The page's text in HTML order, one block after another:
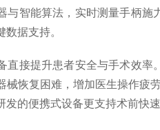
与智能算法，实时测量手柄
据支持。
直接提升患者安全与手术效
械恢复困难，增加医生操作疲
发的便携式设备更支持术前快